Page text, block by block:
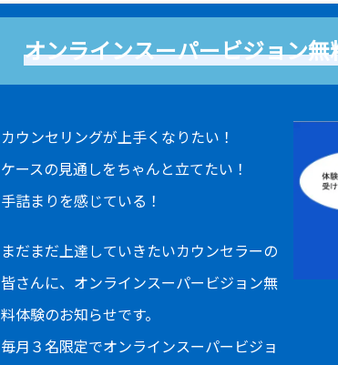
オンラインスーパービジョン無
カウンセリングが上手くなりたい！
ケースの見通しをちゃんと立てたい！
手詰まりを感じている！
まだまだ上達していきたいカウンセラーの
皆さんに、オンラインスーパービジョン無
料体験のお知らせです。
毎月３名限定でオンラインスーパービジョ